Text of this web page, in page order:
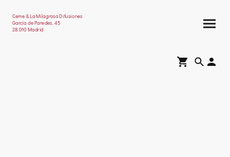
Ceme & La Milagrosa Difusiones
García de Paredes, 45
28.010 Madrid